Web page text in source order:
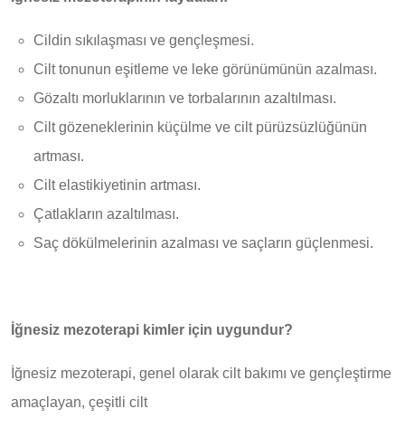
Cildin sıkılaşması ve gençleşmesi.
Cilt tonunun eşitleme ve leke görünümünün azalması.
Gözaltı morluklarının ve torbalarının azaltılması.
Cilt gözeneklerinin küçülme ve cilt pürüzsüzlüğünün
artması.
Cilt elastikiyetinin artması.
Çatlakların azaltılması.
Saç dökülmelerinin azalması ve saçların güçlenmesi.
İğnesiz mezoterapi kimler için uygundur?
İğnesiz mezoterapi, genel olarak cilt bakımı ve gençleştirme
amaçlayan, çeşitli cilt